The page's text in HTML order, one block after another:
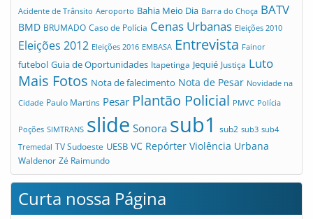
Acidente de Trânsito Aeroporto Bahia Meio Dia Barra do Choça BATV
BMD BRUMADO Caso de Polícia Cenas Urbanas Eleições 2010
Eleições 2012 Eleições 2016 EMBASA Entrevista Fainor
futebol Guia de Oportunidades Itapetinga Jequié Justiça Luto
Mais Fotos Nota de falecimento Nota de Pesar Novidade na
Cidade Paulo Martins Pesar Plantão Policial PMVC Polícia
Poções SIMTRANS slide Sonora sub1 sub2 sub3 sub4
Tremedal TV Sudoeste UESB VC Repórter Violência Urbana
Waldenor Zé Raimundo
Curta nossa Página